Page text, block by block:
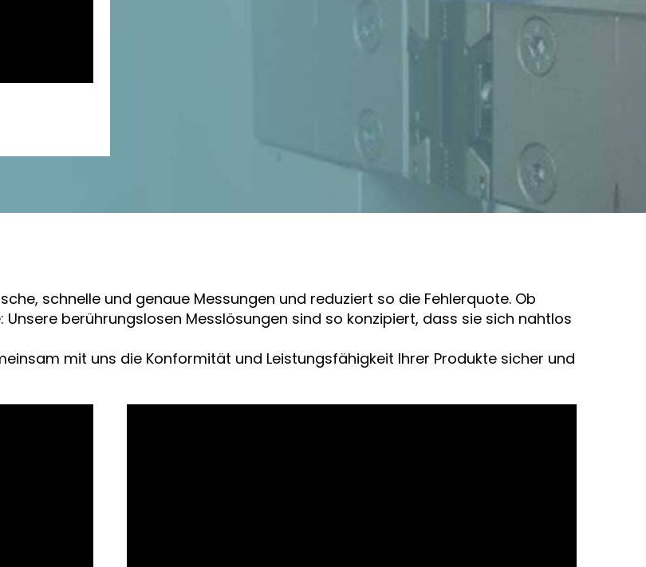
schnelle und genaue Messungen und reduziert so die Fehlerquote. Ob
berührungslosen Messlösungen sind so konzipiert, dass sie sich nahtlos
mit uns die Konformität und Leistungsfähigkeit Ihrer Produkte sicher und